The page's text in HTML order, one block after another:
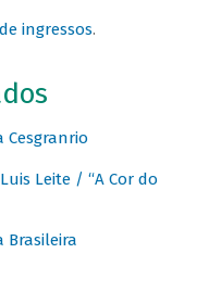
ingressos.
Cesgranrio
Leite / “A Cor do
Brasileira